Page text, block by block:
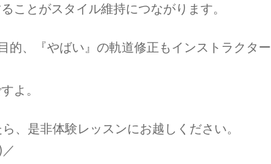
ことがスタイル維持につながります。
的、『やばい』の軌道修正もインストラクター
よ。
、是非体験レッスンにお越しください。